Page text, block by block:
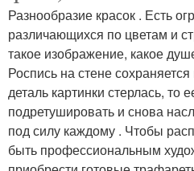
Разнообразие красок . Есть
различающихся по цветам и
такое изображение, какое
Роспись на стене
деталь картинки стерлась, то
подретушировать и снова
под силу каждому . Чтобы
быть профессиональным